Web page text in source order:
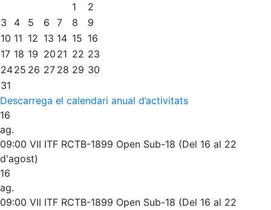
1
2
3
4 5 6 7 8
9
10 11 12 13 14 15 16
17 18 19 20 21 22 23
2425 26 27 28 29 30
31
Descarrega el calendari anual d’activitats
16
ag.
09:00 VII ITF RCTB-1899 Open Sub-18 (Del 16 al 22
d'agost)
16
ag.
09:00 VII ITF RCTB-1899 Open Sub-18 (Del 16 al 22